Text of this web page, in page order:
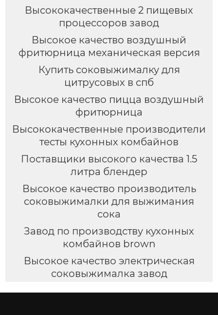
Высококачественные 2 пищевых
процессоров завод
Высокое качество воздушный
фритюрница механическая версия
Купить соковыжималку для
цитрусовых в спб
Высокое качество пицца воздушный
фритюрница
Высококачественные производители
тесты кухонных комбайнов
Поставщики высокого качества 1.5
литра блендер
Высокое качество производитель
соковыжималки для выжимания
сока
Завод по производству кухонных
комбайнов brown
Высокое качество электрическая
соковыжималка завод